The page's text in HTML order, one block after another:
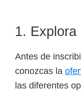
é
c
i
1.
Antes de
conozcas la
las diferentes